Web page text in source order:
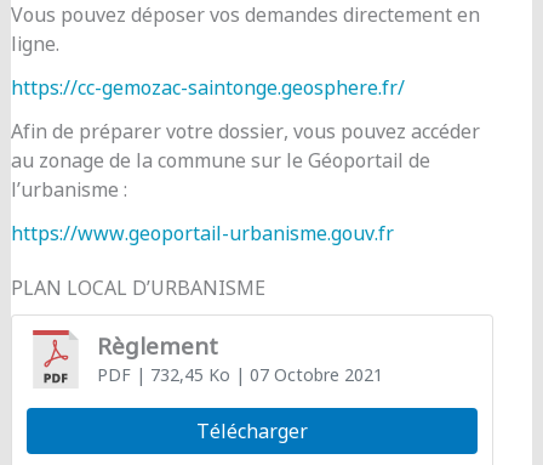
Vous pouvez déposer vos demandes directement en
ligne.
https://cc-gemozac-saintonge.geosphere.fr/
Afin de préparer votre dossier, vous pouvez accéder
au zonage de la commune sur le Géoportail de
l’urbanisme :
https://www.geoportail-urbanisme.gouv.fr
PLAN LOCAL D’URBANISME
Règlement
PDF| 732,45 Ko | 07 Octobre 2021
Télécharger